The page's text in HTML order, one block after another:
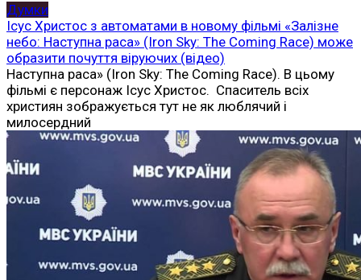
Думки
Ісус Христос з автоматами в новому фільмі «Залізне
небо: Наступна раса» (Iron Sky: The Coming Race) може
образити почуття віруючих (відео)
Наступна раса» (Iron Sky: The Coming Race). В цьому
фільмі є персонаж Ісус Христос. Спаситель всіх
християн зображується тут не як люблячий і
милосердний